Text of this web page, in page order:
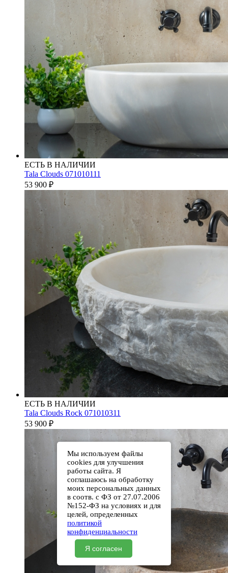
ЕСТЬ В НАЛИЧИИ
Tala Clouds 071010111
53 900 ₽
ЕСТЬ В НАЛИЧИИ
Tala Clouds Rock 071010311
53 900 ₽
Мы используем файлы
cookies для улучшения
работы сайта. Я
соглашаюсь на обработку
моих персональных данных
в соотв. с ФЗ от 27.07.2006
№152-ФЗ на условиях и для
целей, определенных
политикой
конфиденциальности
Я согласен